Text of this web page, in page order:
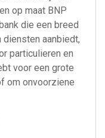
op maat BNP
die een breed
diensten aanbiedt,
particulieren en
voor een grote
om onvoorziene